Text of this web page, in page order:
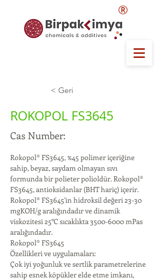
®
< Geri
ROKOPOL FS3645
Cas Number:
Rokopol® FS3645, %45 polimer içeriğine
sahip, beyaz, saydam olmayan sıvı
formunda bir polieter polioldür. Rokopol®
FS3645, antioksidanlar (BHT hariç) içerir.
Rokopol® FS3645'in hidroksil değeri 23-30
mgKOH/g aralığındadır ve dinamik
viskozitesi 25°C sıcaklıkta 3500-6000 mPas
aralığındadır.
Rokopol® FS3645
Özellikleri ve uygulamaları:
Çok iyi yoğunluk ve sertlik parametrelerine
sahip esnek köpükler elde etme imkanı,